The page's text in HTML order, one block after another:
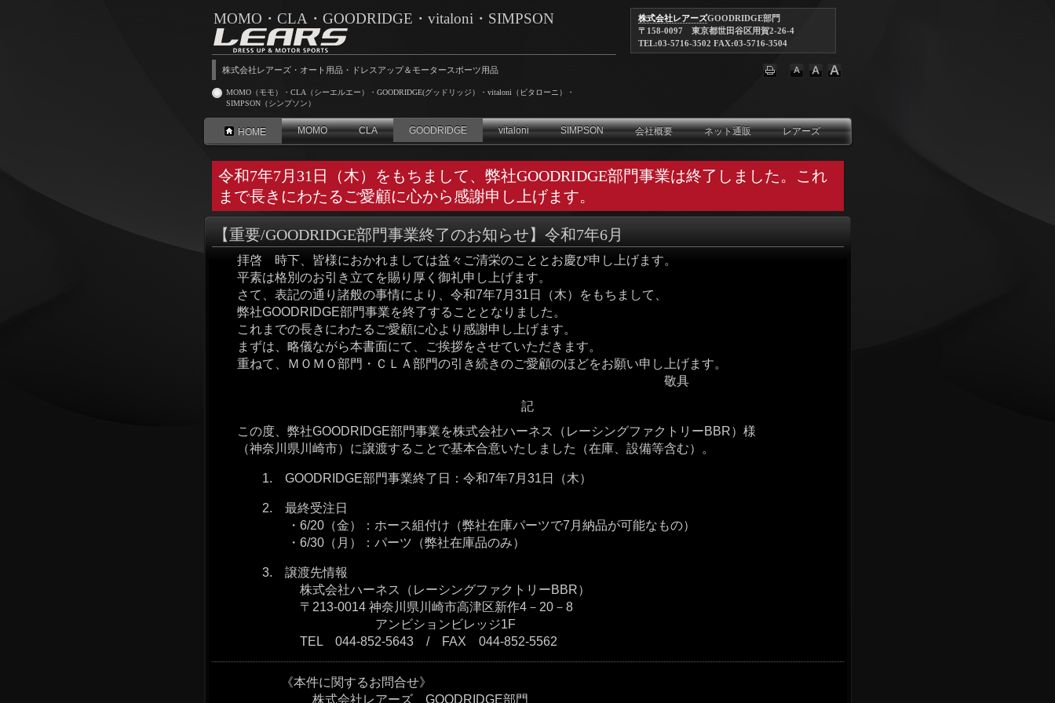
MOMO・CLA・GOODRIDGE・vitaloni・SIMPSON
株式会社レアーズ・オート用品・ドレスアップ＆モータースポーツ用品
MOMO（モモ）・CLA（シーエルエー）・GOODRIDGE(グッドリッジ）・vitaloni（ビタローニ）・
SIMPSON（シンプソン）
株式会社レアーズGOODRIDGE部門
〒158-0097 東京都世田谷区用賀2-26-4
TEL:03-5716-3502 FAX:03-5716-3504
HOME MOMO CLA GOODRIDGE vitaloni SIMPSON 会社概要 ネット通販 レアーズ
令和7年7月31日（木）をもちまして、弊社GOODRIDGE部門事業は終了しました。これ
まで長きにわたるご愛顧に心から感謝申し上げます。
【重要/GOODRIDGE部門事業終了のお知らせ】令和7年6月
拝啓 時下、皆様におかれましては益々ご清栄のこととお慶び申し上げます。
平素は格別のお引き立てを賜り厚く御礼申し上げます。
さて、表記の通り諸般の事情により、令和7年7月31日（木）をもちまして、
弊社GOODRIDGE部門事業を終了することとなりました。
これまでの長きにわたるご愛顧に心より感謝申し上げます。
まずは、略儀ながら本書面にて、ご挨拶をさせていただきます。
重ねて、ＭＯＭＯ部門・ＣＬＡ部門の引き続きのご愛顧のほどをお願い申し上げます。
敬具
記
この度、弊社GOODRIDGE部門事業を株式会社ハーネス（レーシングファクトリーBBR）様
（神奈川県川崎市）に譲渡することで基本合意いたしました（在庫、設備等含む）。
1. GOODRIDGE部門事業終了日：令和7年7月31日（木）
2. 最終受注日
・6/20（金）：ホース組付け（弊社在庫パーツで7月納品が可能なもの）
・6/30（月）：パーツ（弊社在庫品のみ）
3. 譲渡先情報
株式会社ハーネス（レーシングファクトリーBBR）
〒213-0014 神奈川県川崎市高津区新作4－20－8
アンビションビレッジ1F
TEL 044-852-5643 / FAX 044-852-5562
《本件に関するお問合せ》
株式会社レアーズ GOODRIDGE部門